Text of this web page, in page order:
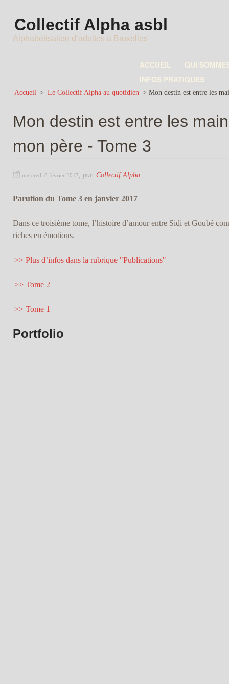
Collectif Alpha asbl
Alphabétisation d’adultes à Bruxelles
ACCUEIL
QUI
INFOS PRATIQUES
Accueil > Le Collectif Alpha au quotidien > Mon destin est entre les
Mon destin est entre les
mon père - Tome 3
mercredi 8 février 2017 par Collectif Alpha
Parution du Tome 3 en janvier 2017
Dans ce troisième tome, l’histoire d’amour entre Sidi et Goubé
riches en émotions.
>> Plus d’infos dans la rubrique "Publications"
>> Tome 2
>> Tome 1
Portfolio